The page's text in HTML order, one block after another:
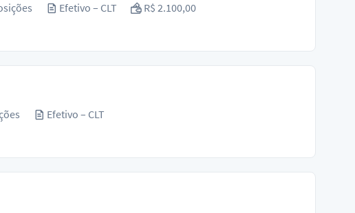
Efetivo – CLT R$ 2.100,00
Efetivo – CLT